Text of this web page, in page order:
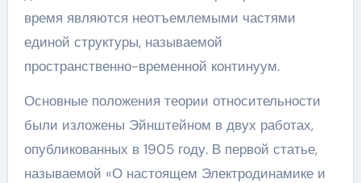
время являются неотъемлемыми частями
единой структуры, называемой
пространственно-временной континуум.
Основные положения теории относительности
были изложены Эйнштейном в двух работах,
опубликованных в 1905 году. В первой статье,
называемой «О настоящем Электродинамике и